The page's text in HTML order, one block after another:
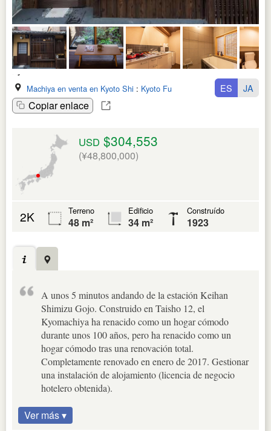
Machiya en venta en Kyoto Shi : Kyoto Fu
Copiar enlace
ES JA
USD $304,553
(¥48,800,000)
2K Terreno
48 m²
Edificio
34 m²
Construído
1923
A unos 5 minutos andando de la estación Keihan
Shimizu Gojo. Construido en Taisho 12, el
Kyomachiya ha renacido como un hogar cómodo
durante unos 100 años, pero ha renacido como un
hogar cómodo tras una renovación total.
Completamente renovado en enero de 2017. Gestionar
una instalación de alojamiento (licencia de negocio
hotelero obtenida).
Ver más ▾